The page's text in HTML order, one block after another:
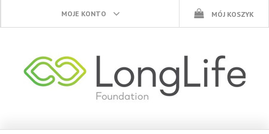
MOJE KONTO MÓJ KOSZYK